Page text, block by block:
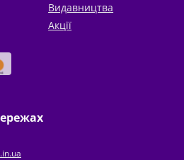
Видавництва
Акції